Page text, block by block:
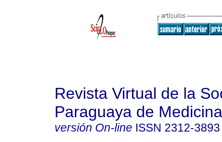
Revista Virtual de la
Paraguaya de
versión On-line ISSN 2312-3893